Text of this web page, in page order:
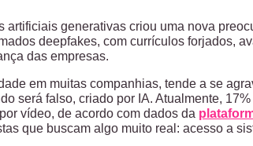
artificiais generativas criou uma nova
deepfakes, com currículos forjados,
das empresas.
em muitas companhias, tende a se
será falso, criado por IA. Atualmente,
vídeo, de acordo com dados da
que buscam algo muito real: acesso a